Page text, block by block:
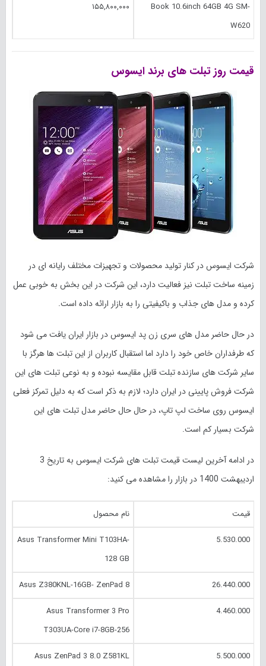
Book 10.‎6inch 64GB 4G SM-
W620
۱۵۵,۸۰۰,۰۰۰
قیمت روز تبلت های برند ایسوس
شرکت ایسوس در کنار تولید محصولات و تجهیزات مختلف رایانه ای در
زمینه ساخت تبلت نیز فعالیت دارد، این شرکت در این بخش به خوبی عمل
کرده و مدل های جذاب و باکیفیتی را به بازار ارائه داده است.
در حال حاضر مدل های سری زن پد ایسوس در بازار ایران یافت می شود
که طرفداران خاص خود را دارد اما استقبال کاربران از این تبلت ها هرگز با
سایر شرکت های سازنده تبلت قابل مقایسه نبوده و به نوعی تبلت های این
شرکت فروش پایینی در ایران دارد؛ لازم به ذکر است که به دلیل تمرکز فعلی
ایسوس روی ساخت لپ تاپ، در حال حال حاضر مدل‌ تبلت های این
شرکت بسیار کم است.
در ادامه آخرین لیست قیمت تبلت های شرکت ایسوس به تاریخ 3
اردیبهشت 1400 در بازار را مشاهده می کنید:
قیمت نام محصول
5.530.000
Asus Transformer Mini T103HA-
128 GB
26.440.000
Asus Z380KNL-16GB- ZenPad 8
4.460.000
Asus Transformer 3 Pro
T303UA-Core i7-8GB-256
5.500.000
Asus ZenPad 3 8.0 Z581KL